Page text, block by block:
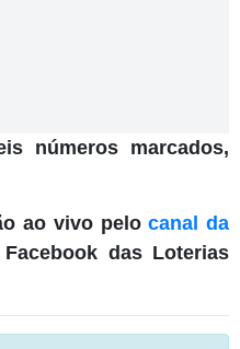
números marcados,
ao vivo pelocanal da
das Loterias